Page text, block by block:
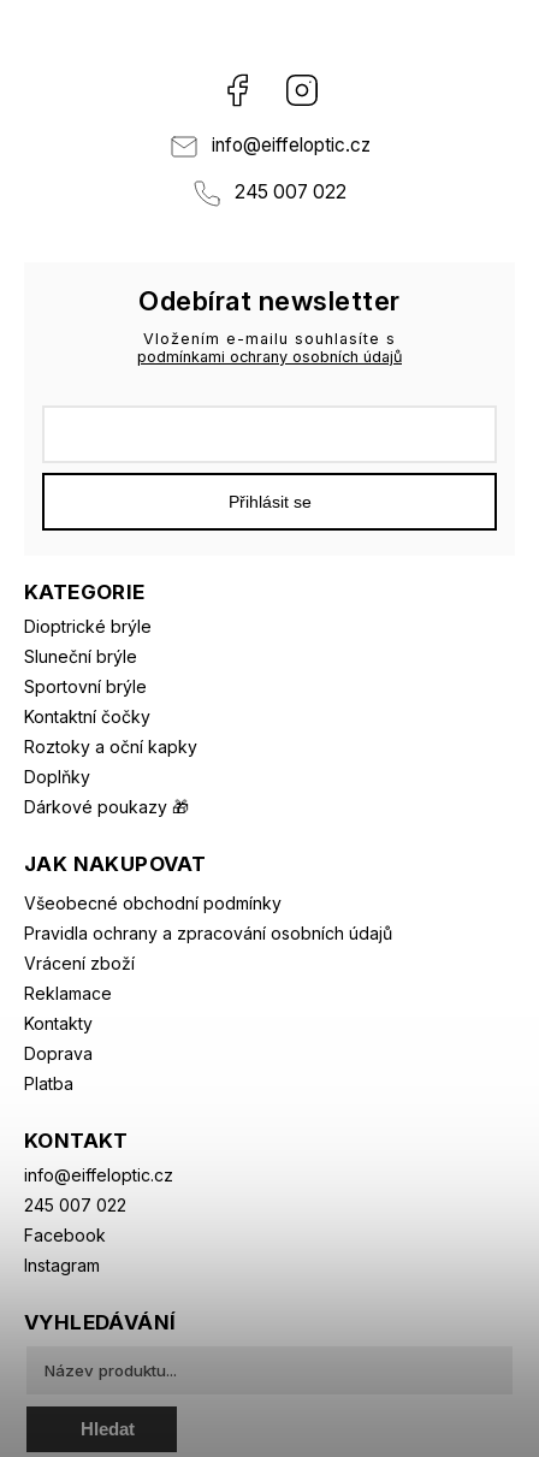
Facebook
info@eiffeloptic.cz
245 007 022
KATEGORIE
Dioptrické brýle
Sluneční brýle
Sportovní brýle
Kontaktní čočky
Roztoky a oční kapky
Doplňky
Dárkové poukazy 🎁
JAK NAKUPOVAT
Všeobecné obchodní podmínky
Pravidla ochrany a zpracování osobních údajů
Vrácení zboží
Reklamace
Kontakty
Doprava
Platba
KONTAKT
info@eiffeloptic.cz
245 007 022
Facebook
Instagram
Odebírat newsletter
Vložením e-mailu souhlasíte s
podmínkami ochrany osobních údajů
Přihlásit se
VYHLEDÁVÁNÍ
Hledat